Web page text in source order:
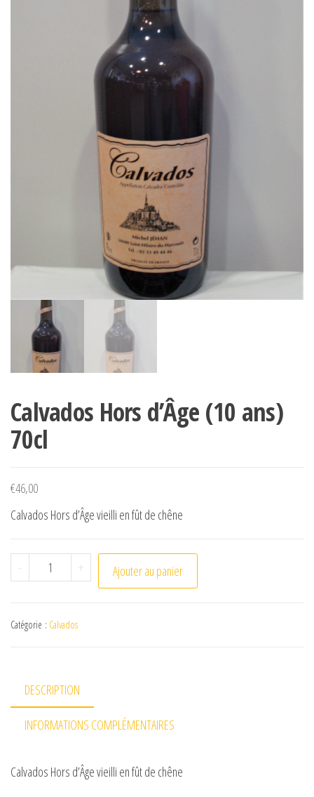
Calvados Hors d’Âge (10 ans)
70cl
€46,00
Calvados Hors d’Âge vieilli en fût de chêne
- quantité de Calvados Hors d'Âge (10 ans) 70cl
+ Ajouter au panier
Catégorie : Calvados
DESCRIPTION
INFORMATIONS COMPLÉMENTAIRES
Calvados Hors d’Âge vieilli en fût de chêne